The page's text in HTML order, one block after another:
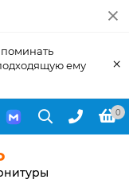
ему
×
0